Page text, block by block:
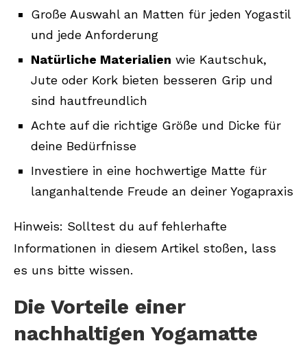
Große Auswahl an Matten für jeden Yogastil
und jede Anforderung
Natürliche Materialien wie Kautschuk,
Jute oder Kork bieten besseren Grip und
sind hautfreundlich
Achte auf die richtige Größe und Dicke für
deine Bedürfnisse
Investiere in eine hochwertige Matte für
langanhaltende Freude an deiner Yogapraxis
Hinweis: Solltest du auf fehlerhafte
Informationen in diesem Artikel stoßen, lass
es uns bitte wissen.
Die Vorteile einer
nachhaltigen Yogamatte